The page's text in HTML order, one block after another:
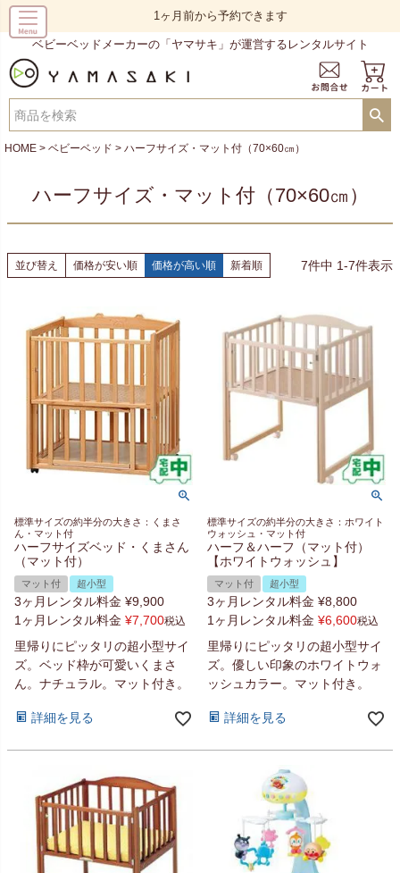
1ヶ月前から予約できます
ベビーベッドメーカーの「ヤマサキ」が運営するレンタルサイト
HOME ベビーベッド ハーフサイズ・マット付（70×60㎝）
ハーフサイズ・マット付（70×60㎝）
並び替え 価格が安い順 価格が高い順 新着順 7件中 1-7件表示
標準サイズの約半分の大きさ：くまさ
ん・マット付
ハーフサイズベッド・くまさん
（マット付）
マット付 超小型
3ヶ月レンタル料金 ¥9,900
1ヶ月レンタル料金 ¥7,700税込
里帰りにピッタリの超小型サイ
ズ。ベッド枠が可愛いくまさ
ん。ナチュラル。マット付き。
詳細を見る
標準サイズの約半分の大きさ：ホワイト
ウォッシュ・マット付
ハーフ＆ハーフ（マット付）
【ホワイトウォッシュ】
マット付 超小型
3ヶ月レンタル料金 ¥8,800
1ヶ月レンタル料金 ¥6,600税込
里帰りにピッタリの超小型サイ
ズ。優しい印象のホワイトウォ
ッシュカラー。マット付き。
詳細を見る